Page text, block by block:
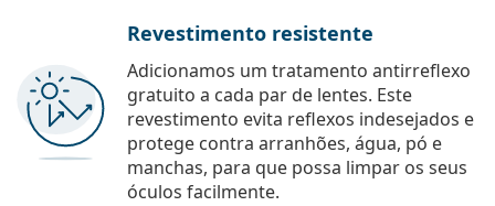
Revestimento resistente
Adicionamos um tratamento antirreflexo
gratuito a cada par de lentes. Este
revestimento evita reflexos indesejados e
protege contra arranhões, água, pó e
manchas, para que possa limpar os seus
óculos facilmente.